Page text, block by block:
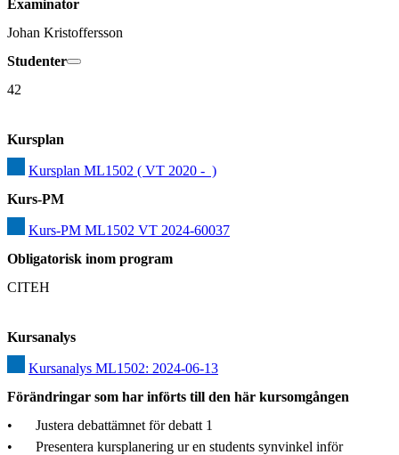
Examinator
Johan Kristoffersson
Studenter
42
Kursplan
Kursplan ML1502 ( VT 2020 -  )
Kurs-PM
Kurs-PM ML1502 VT 2024-60037
Obligatorisk inom program
CITEH
Kursanalys
Kursanalys ML1502: 2024-06-13
Förändringar som har införts till den här kursomgången
•	Justera debattämnet för debatt 1
•	Presentera kursplanering ur en students synvinkel inför